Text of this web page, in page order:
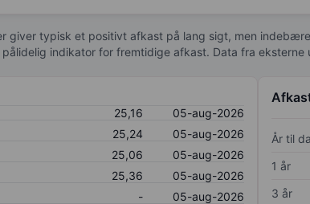
giver typisk et positivt afkast på lang sigt, men
indikator for fremtidige afkast. Data fra
25,16
05-aug-2026
25,24
05-aug-2026
25,06
05-aug-2026
25,36
05-aug-2026
-
05-aug-2026
År til
1 år
3 år